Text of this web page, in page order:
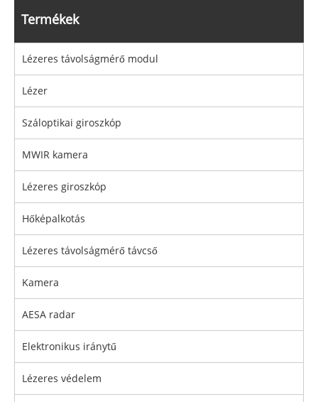
Termékek
Lézeres távolságmérő modul
Lézer
Száloptikai giroszkóp
MWIR kamera
Lézeres giroszkóp
Hőképalkotás
Lézeres távolságmérő távcső
Kamera
AESA radar
Elektronikus iránytű
Lézeres védelem